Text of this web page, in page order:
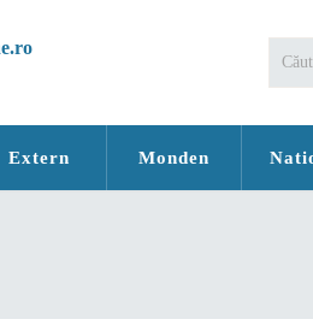
Extern Monden